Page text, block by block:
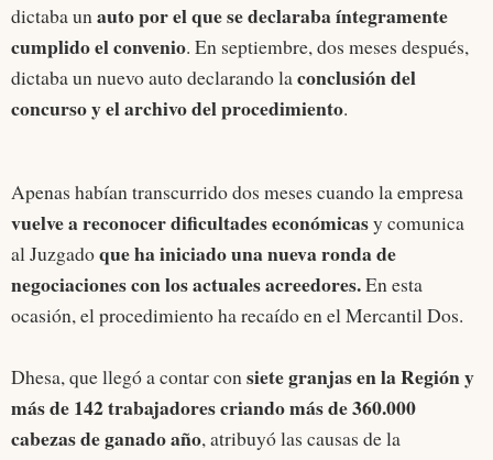
dictaba unauto por el que se declaraba íntegramente
cumplido el convenio. En septiembre, dos meses después,
dictaba un nuevo auto declarando laconclusión del
concurso y el archivo del procedimiento.
Apenas habían transcurrido dos meses cuando la empresa
vuelve a reconocer dificultades económicasy comunica
al Juzgadoque ha iniciado una nueva ronda de
negociaciones con los actuales acreedores.En esta
ocasión, el procedimiento ha recaído en el Mercantil Dos.
Dhesa, que llegó a contar consiete granjas en la Región y
más de 142 trabajadores criando más de 360.000
cabezas de ganado año, atribuyó las causas de la